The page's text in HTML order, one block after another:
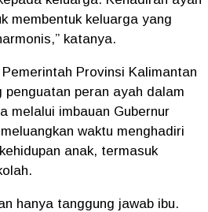
membentuk keluarga yang
katanya.
Provinsi Kalimantan
peran ayah dalam
melalui imbauan Gubernur
waktu menghadiri
anak, termasuk
hanya tanggung jawab ibu.